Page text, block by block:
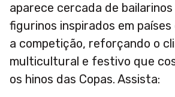
aparece cercada de
figurinos inspirados em
a competição, reforçando o
multicultural e festivo que
os hinos das Copas. Assista: